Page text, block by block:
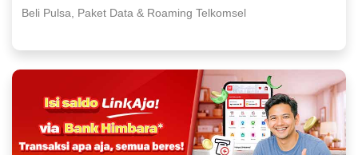
Beli Pulsa, Paket Data & Roaming Telkomsel